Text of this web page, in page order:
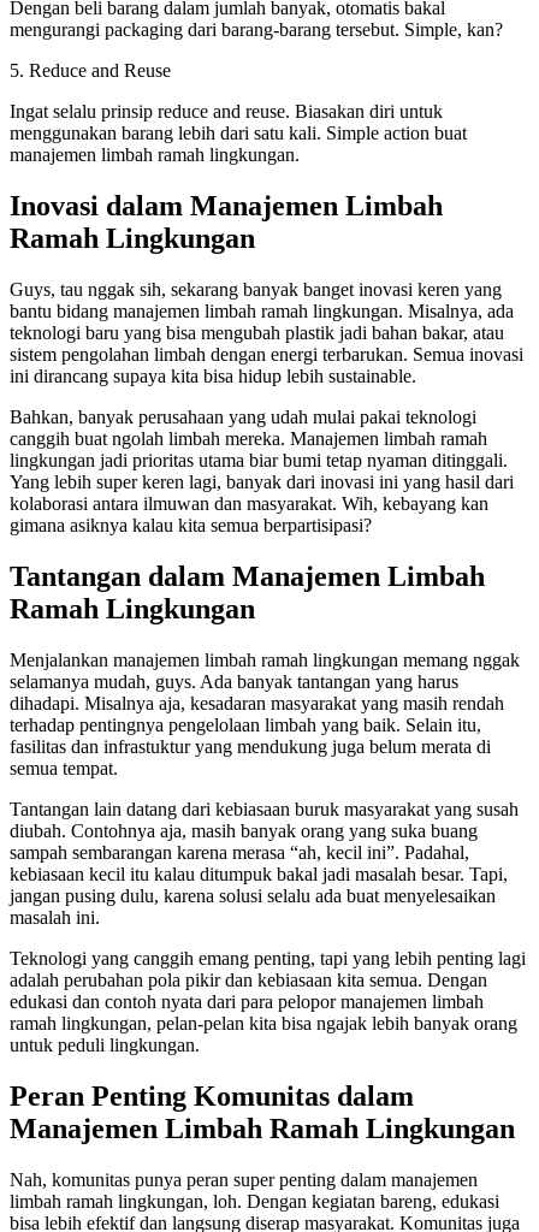
Dengan beli barang dalam jumlah banyak, otomatis bakal
mengurangi packaging dari barang-barang tersebut. Simple, kan?
5. Reduce and Reuse
Ingat selalu prinsip reduce and reuse. Biasakan diri untuk
menggunakan barang lebih dari satu kali. Simple action buat
manajemen limbah ramah lingkungan.
Inovasi dalam Manajemen Limbah
Ramah Lingkungan
Guys, tau nggak sih, sekarang banyak banget inovasi keren yang
bantu bidang manajemen limbah ramah lingkungan. Misalnya, ada
teknologi baru yang bisa mengubah plastik jadi bahan bakar, atau
sistem pengolahan limbah dengan energi terbarukan. Semua inovasi
ini dirancang supaya kita bisa hidup lebih sustainable.
Bahkan, banyak perusahaan yang udah mulai pakai teknologi
canggih buat ngolah limbah mereka. Manajemen limbah ramah
lingkungan jadi prioritas utama biar bumi tetap nyaman ditinggali.
Yang lebih super keren lagi, banyak dari inovasi ini yang hasil dari
kolaborasi antara ilmuwan dan masyarakat. Wih, kebayang kan
gimana asiknya kalau kita semua berpartisipasi?
Tantangan dalam Manajemen Limbah
Ramah Lingkungan
Menjalankan manajemen limbah ramah lingkungan memang nggak
selamanya mudah, guys. Ada banyak tantangan yang harus
dihadapi. Misalnya aja, kesadaran masyarakat yang masih rendah
terhadap pentingnya pengelolaan limbah yang baik. Selain itu,
fasilitas dan infrastuktur yang mendukung juga belum merata di
semua tempat.
Tantangan lain datang dari kebiasaan buruk masyarakat yang susah
diubah. Contohnya aja, masih banyak orang yang suka buang
sampah sembarangan karena merasa “ah, kecil ini”. Padahal,
kebiasaan kecil itu kalau ditumpuk bakal jadi masalah besar. Tapi,
jangan pusing dulu, karena solusi selalu ada buat menyelesaikan
masalah ini.
Teknologi yang canggih emang penting, tapi yang lebih penting lagi
adalah perubahan pola pikir dan kebiasaan kita semua. Dengan
edukasi dan contoh nyata dari para pelopor manajemen limbah
ramah lingkungan, pelan-pelan kita bisa ngajak lebih banyak orang
untuk peduli lingkungan.
Peran Penting Komunitas dalam
Manajemen Limbah Ramah Lingkungan
Nah, komunitas punya peran super penting dalam manajemen
limbah ramah lingkungan, loh. Dengan kegiatan bareng, edukasi
bisa lebih efektif dan langsung diserap masyarakat. Komunitas juga